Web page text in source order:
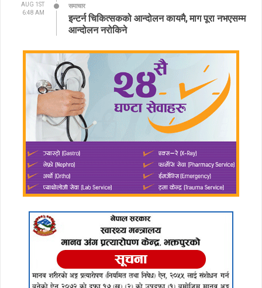
AUG 1ST
6:48 AM
समाचार
इन्टर्न चिकित्सकको आन्दोलन कायमै, माग पूरा नभएसम्म
आन्दोलन नरोकिने